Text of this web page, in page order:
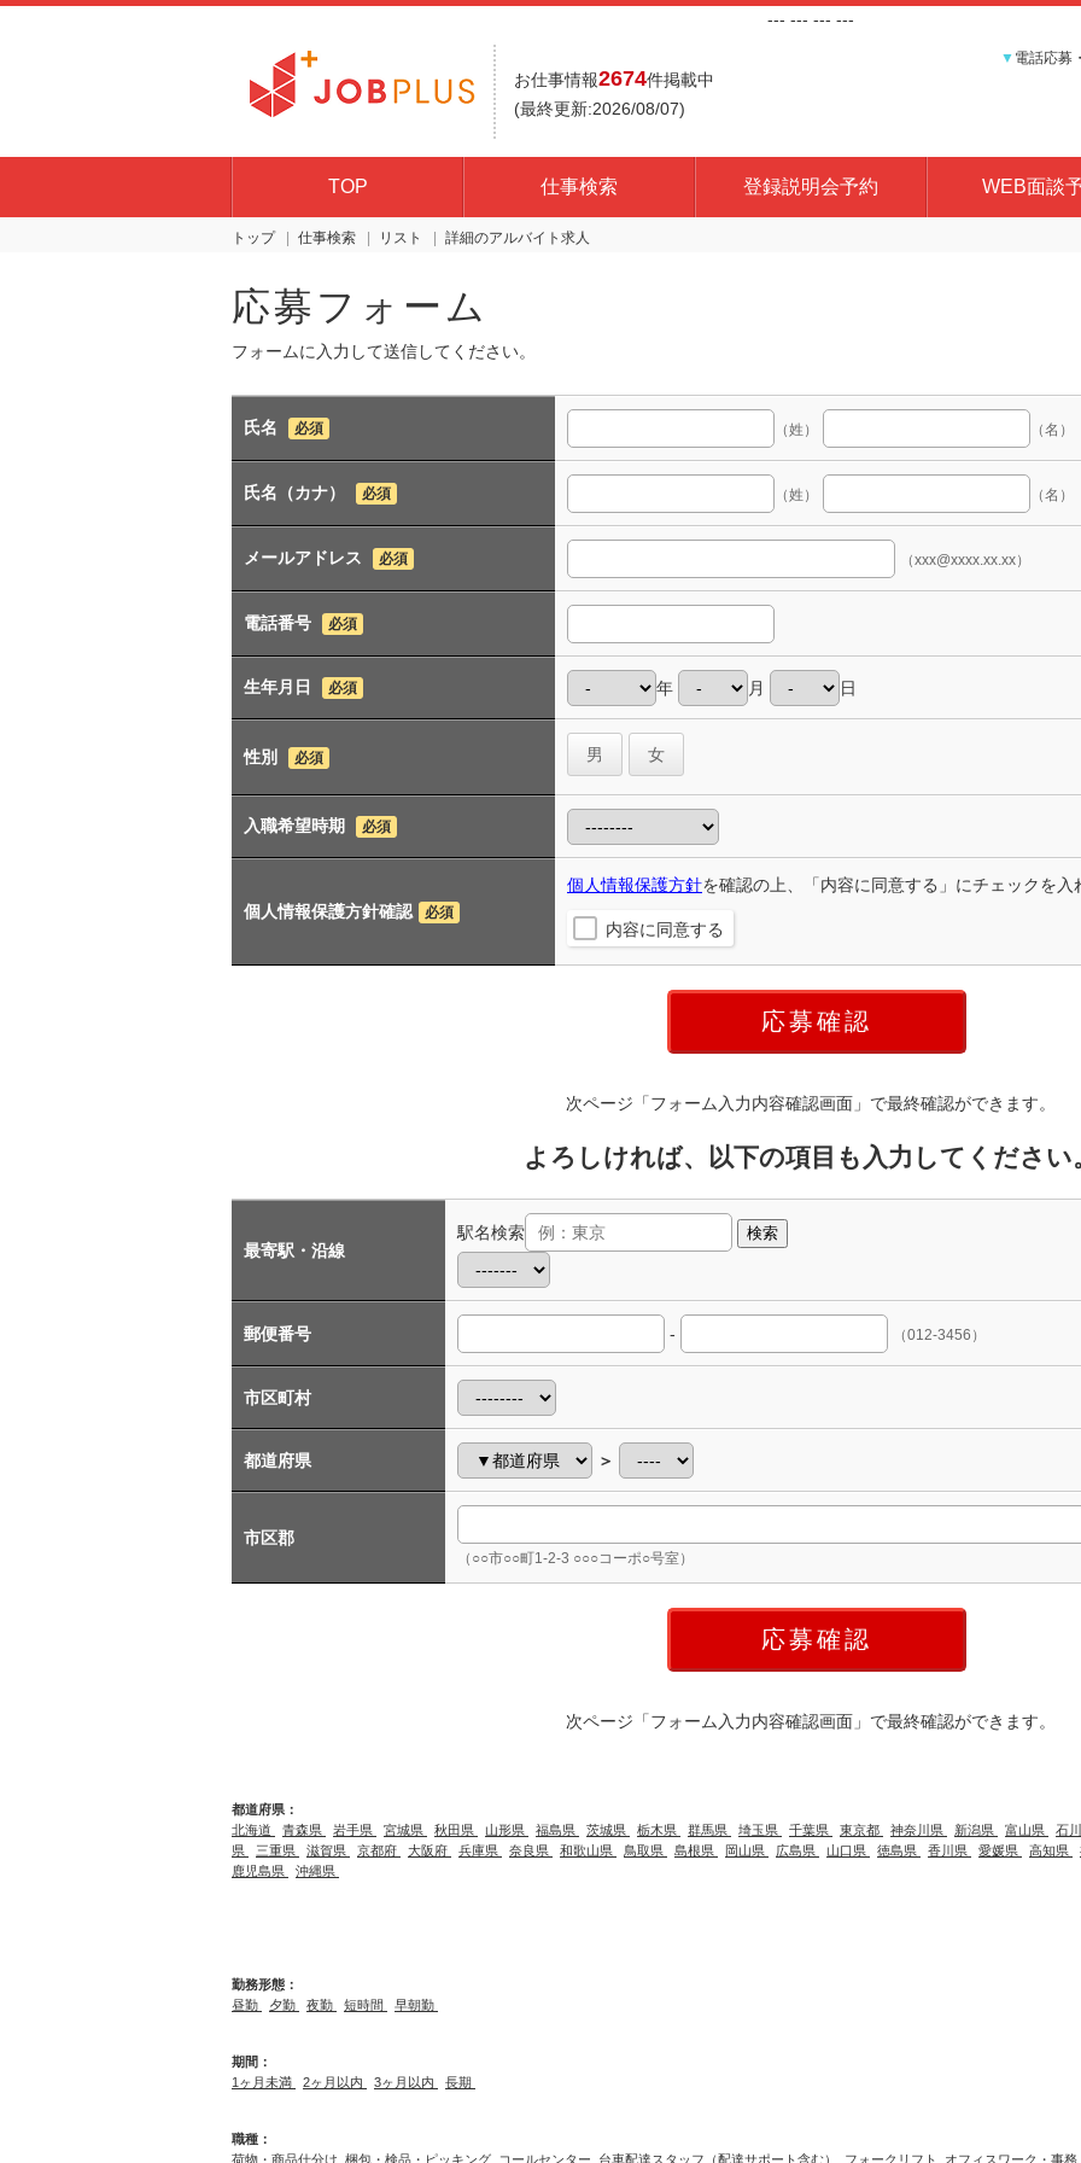
--- --- --- ---
お仕事情報2674件掲載中
(最終更新:2026/08/07)
▼ 電話応募
TOP 仕事検索 登録説明会予約 WEB面談
トップ 仕事検索 リスト 詳細
応募フォーム
フォームに入力して送信してください。
氏名 必須 （姓） （名）
氏名（カナ） 必須 （姓） （名）
メールアドレス 必須 （xxx@xxxx.xx.xx）
電話番号 必須
生年月日 必須 年 月 日
性別 必須 男 女
入職希望時期 必須
個人情報保護方針確認 必須
個人情報保護方針を確認の上、「内容に同意する」にチェックを入
内容に同意する
次ページ「フォーム入力内容確認画面」で最終確認ができます。
よろしければ、以下の項目も入力してください
最寄駅・沿線
駅名検索 検索
郵便番号 - （012-3456）
市区町村
都道府県 ＞
市区郡
（○○市○○町1-2-3 ○○○コーポ○号室）
次ページ「フォーム入力内容確認画面」で最終確認ができます。
都道府県：
北海道
青森県 岩手県 宮城県 秋田県 山形県 福島県 茨城県 栃木県 群馬県 埼玉県 千葉県 東京都 神奈川県 新潟県 富山県
石
県
三重県 滋賀県 京都府 大阪府 兵庫県 奈良県 和歌山県 鳥取県 島根県 岡山県 広島県 山口県 徳島県 香川県 愛媛県 高知県
鹿児島県
沖縄県
勤務形態：
昼勤
夕勤 夜勤 短時間 早朝勤
期間：
1ヶ月未満
2ヶ月以内 3ヶ月以内 長期
職種：
荷物・商品仕分け 梱包・検品・ピッキング コールセンター 台車配達スタッフ（配達サポート含む） フォークリフト オフィスワーク・事務